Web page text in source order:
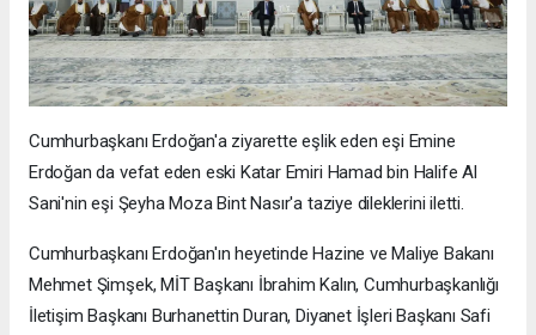
Cumhurbaşkanı Erdoğan'a ziyarette eşlik eden eşi Emine
Erdoğan da vefat eden eski Katar Emiri Hamad bin Halife Al
Sani'nin eşi Şeyha Moza Bint Nasır'a taziye dileklerini iletti.
Cumhurbaşkanı Erdoğan'ın heyetinde Hazine ve Maliye Bakanı
Mehmet Şimşek, MİT Başkanı İbrahim Kalın, Cumhurbaşkanlığı
İletişim Başkanı Burhanettin Duran, Diyanet İşleri Başkanı Safi